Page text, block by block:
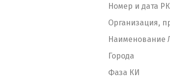
Номер и дата
Организация,
Наименование
Города
Фаза КИ